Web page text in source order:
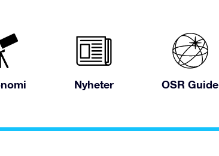
Nyheter OSR Guide